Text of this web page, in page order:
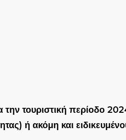
την τουριστική περίοδο
ή ακόμη και